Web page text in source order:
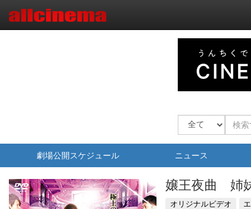
劇場公開スケジュール ニュース
嬢王夜曲 姉
オリジナルビデオ